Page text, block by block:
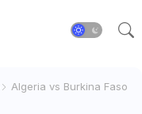
Algeria vs Burkina Faso